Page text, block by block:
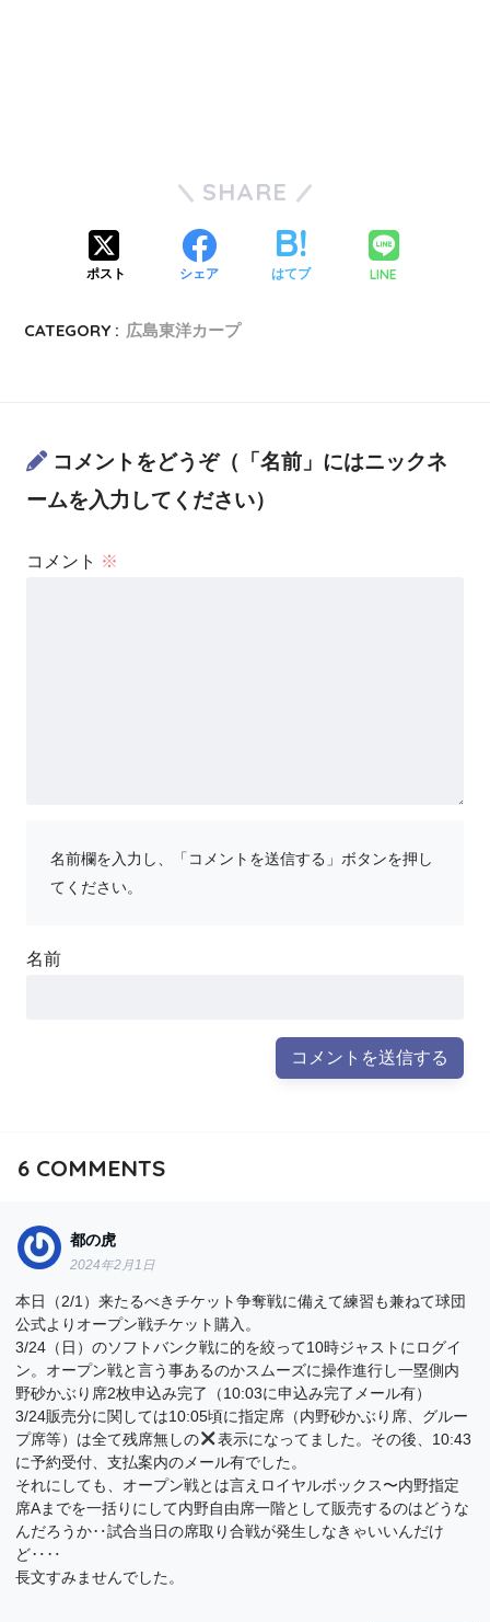
SHARE
ポスト シェア はてブ LINE
CATEGORY : 広島東洋カープ
コメントをどうぞ（「名前」にはニックネ
ームを入力してください）
コメント ※
名前欄を入力し、「コメントを送信する」ボタンを押し
てください。
名前
6COMMENTS
都の虎
2024年2月1日
本日（2/1）来たるべきチケット争奪戦に備えて練習も兼ねて球団
公式よりオープン戦チケット購入。
3/24（日）のソフトバンク戦に的を絞って10時ジャストにログイ
ン。オープン戦と言う事あるのかスムーズに操作進行し一塁側内
野砂かぶり席2枚申込み完了（10:03に申込み完了メール有）
3/24販売分に関しては10:05頃に指定席（内野砂かぶり席、グルー
プ席等）は全て残席無しの
表示になってました。その後、10:43
に予約受付、支払案内のメール有でした。
それにしても、オープン戦とは言えロイヤルボックス〜内野指定
席Aまでを一括りにして内野自由席一階として販売するのはどうな
んだろうか‥試合当日の席取り合戦が発生しなきゃいいんだけ
ど‥‥
長文すみませんでした。